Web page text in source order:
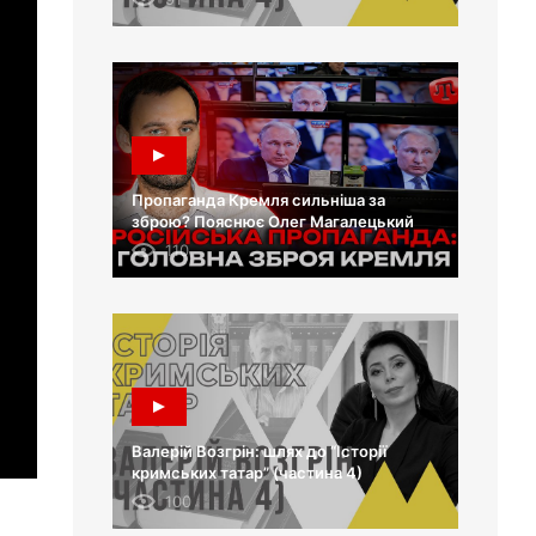
Пропаганда Кремля сильніша за
зброю? Пояснює Олег Магалецький
110
Валерій Возгрін: шлях до “Історії
кримських татар” (частина 4)
100